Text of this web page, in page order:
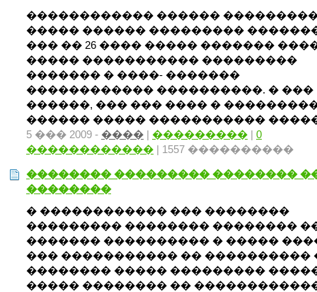
������������ ������
����� ������ ��������� �������.
��� �� 26 ���� ����� �������
����� ����������� ���������
������� � ����- �������
������������ ����������. � ���
������, ��� ��� ���� �
������ ����� �����������
5 ��� 2009 - ���� | ��������� | 0
������������ | 1557 ����������
�������� ��������� ��������
��������
� ������������ ��� ��������
��������� �������� ��������
������� ���������� � �����
��� ����������� �� ����������
�������� ����� ���������
����� �������� �� ������������